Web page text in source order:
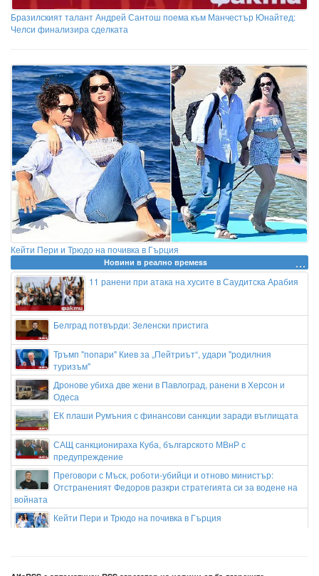
Бразилският талант Андрей Сантош поема към Манчестър Юнайтед:
Челси финализира сделката
Кейти Пери и Трюдо на почивка в Гърция
Новини в реално времеss
11 ранени при атака на хусите в Саудитска Арабия
Белград потвърди: Зеленски пристига
Тръмп "попари" Киев за „Пейтриът“, удари "родилния
туризъм"
Дронове убиха две жени в Павлоград, ранени в Херсон и
Одеса
ЕК плаши Румъния с финансови санкции заради въглищата
САЩ санкционираха Куба, българското МВнР с
предупреждение
Преговори с Мъск, роботи-убийци и отново министър:
Отстраненият Федоров разкри стратегията си за водене на
войната
Кейти Пери и Трюдо на почивка в Гърция